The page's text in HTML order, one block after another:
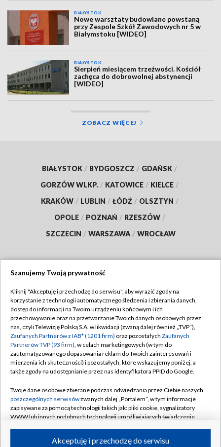
BIAŁYSTOK
Nowe warsztaty budowlane powstaną
przy Zespole Szkół Zawodowych nr 5 w
Białymstoku [WIDEO]
BIAŁYSTOK
Sierpień miesiącem trzeźwości. Kościół
zachęca do dobrowolnej abstynencji
[WIDEO]
ZOBACZ WIĘCEJ
BIAŁYSTOK / BYDGOSZCZ / GDAŃSK /
GORZÓW WLKP. / KATOWICE / KIELCE /
KRAKÓW / LUBLIN / ŁÓDŹ / OLSZTYN /
OPOLE / POZNAŃ / RZESZÓW /
SZCZECIN / WARSZAWA / WROCŁAW
TVP
Abonament TVP
Emisja w TVP
Centrum informacji TVP
Naziemna Telewizja Cyfrowa
Rada Programowa
System NOS
Informacje o nadawcy
Program dla prasy
Regulamin TVP
Polityka prywatności
Moje zgody
Pomoc
Kontakt
Kanały
Szanujemy Twoją prywatność
Kliknij "Akceptuję i przechodzę do serwisu", aby wyrazić zgody na
korzystanie z technologii automatycznego śledzenia i zbierania danych,
dostęp do informacji na Twoim urządzeniu końcowym i ich
przechowywanie oraz na przetwarzanie Twoich danych osobowych przez
nas, czyli Telewizję Polską S.A. w likwidacji (zwaną dalej również „TVP”),
Zaufanych Partnerów z IAB* (1201 firm) oraz pozostałych Zaufanych
Partnerów TVP (93 firm), w celach marketingowych (w tym do
zautomatyzowanego dopasowania reklam do Twoich zainteresowań i
mierzenia ich skuteczności) i pozostałych, które wskazujemy poniżej, a
także zgody na udostępnianie przez nas identyfikatora PPID do Google.
Twoje dane osobowe zbierane podczas odwiedzania przez Ciebie naszych
poszczególnych serwisówzwanych dalej „Portalem”, w tym informacje
zapisywane za pomocą technologii takich jak: pliki cookie, sygnalizatory
WWW lub innych podobnych technologii umożliwiających świadczenie
ruchu w Internecie.Akceptuję i przechodzę do serwisu